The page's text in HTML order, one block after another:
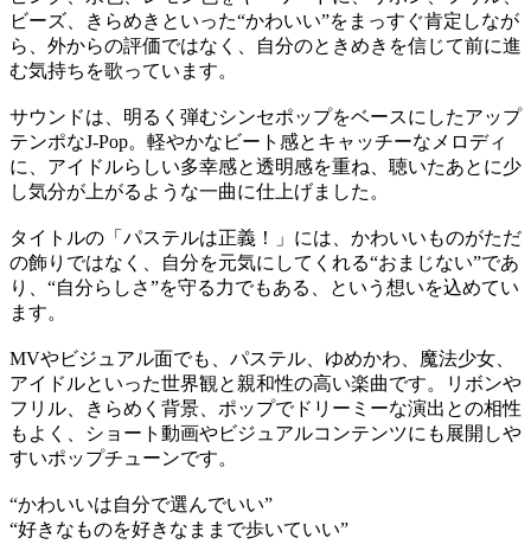
ビーズ、きらめきといった“かわいい”をまっすぐ肯定しなが
ら、外からの評価ではなく、自分のときめきを信じて前に進
む気持ちを歌っています。
サウンドは、明るく弾むシンセポップをベースにしたアップ
テンポなJ-Pop。軽やかなビート感とキャッチーなメロディ
に、アイドルらしい多幸感と透明感を重ね、聴いたあとに少
し気分が上がるような一曲に仕上げました。
タイトルの「パステルは正義！」には、かわいいものがただ
の飾りではなく、自分を元気にしてくれる“おまじない”であ
り、“自分らしさ”を守る力でもある、という想いを込めてい
ます。
MVやビジュアル面でも、パステル、ゆめかわ、魔法少女、
アイドルといった世界観と親和性の高い楽曲です。リボンや
フリル、きらめく背景、ポップでドリーミーな演出との相性
もよく、ショート動画やビジュアルコンテンツにも展開しや
すいポップチューンです。
“かわいいは自分で選んでいい”
“好きなものを好きなままで歩いていい”